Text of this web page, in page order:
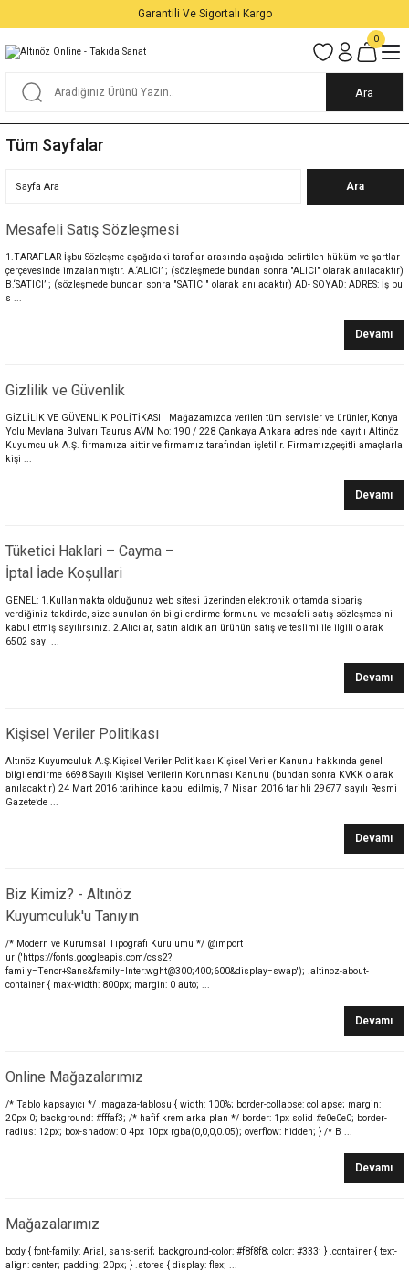
Garantili Ve Sigortalı Kargo
Ara
0
Tüm Sayfalar
Mesafeli Satış Sözleşmesi
1.TARAFLAR İşbu Sözleşme aşağıdaki taraflar arasında aşağıda belirtilen hüküm ve şartlar
çerçevesinde imzalanmıştır. A.‘ALICI’ ; (sözleşmede bundan sonra "ALICI" olarak anılacaktır)
B.‘SATICI’ ; (sözleşmede bundan sonra "SATICI" olarak anılacaktır) AD- SOYAD: ADRES: İş bu
s ...
Devamı
Gizlilik ve Güvenlik
GİZLİLİK VE GÜVENLİK POLİTİKASI Mağazamızda verilen tüm servisler ve ürünler, Konya
Yolu Mevlana Bulvarı Taurus AVM No: 190 / 228 Çankaya Ankara adresinde kayıtlı Altinöz
Kuyumculuk A.Ş. firmamıza aittir ve firmamız tarafından işletilir. Firmamız,çeşitli amaçlarla
kişi ...
Devamı
Tüketici Haklari – Cayma –
İptal İade Koşullari
GENEL: 1.Kullanmakta olduğunuz web sitesi üzerinden elektronik ortamda sipariş
verdiğiniz takdirde, size sunulan ön bilgilendirme formunu ve mesafeli satış sözleşmesini
kabul etmiş sayılırsınız. 2.Alıcılar, satın aldıkları ürünün satış ve teslimi ile ilgili olarak
6502 sayı ...
Devamı
Kişisel Veriler Politikası
Altınöz Kuyumculuk A.Ş.Kişisel Veriler Politikası Kişisel Veriler Kanunu hakkında genel
bilgilendirme 6698 Sayılı Kişisel Verilerin Korunması Kanunu (bundan sonra KVKK olarak
anılacaktır) 24 Mart 2016 tarihinde kabul edilmiş, 7 Nisan 2016 tarihli 29677 sayılı Resmi
Gazete’de ...
Devamı
Biz Kimiz? - Altınöz
Kuyumculuk'u Tanıyın
/* Modern ve Kurumsal Tipografi Kurulumu */ @import
url('https://fonts.googleapis.com/css2?
family=Tenor+Sans&family=Inter:wght@300;400;600&display=swap'); .altinoz-about-
container { max-width: 800px; margin: 0 auto; ...
Devamı
Online Mağazalarımız
/* Tablo kapsayıcı */ .magaza-tablosu { width: 100%; border-collapse: collapse; margin:
20px 0; background: #fffaf3; /* hafif krem arka plan */ border: 1px solid #e0e0e0; border-
radius: 12px; box-shadow: 0 4px 10px rgba(0,0,0,0.05); overflow: hidden; } /* B ...
Devamı
Mağazalarımız
body { font-family: Arial, sans-serif; background-color: #f8f8f8; color: #333; } .container { text-
align: center; padding: 20px; } .stores { display: flex; ...